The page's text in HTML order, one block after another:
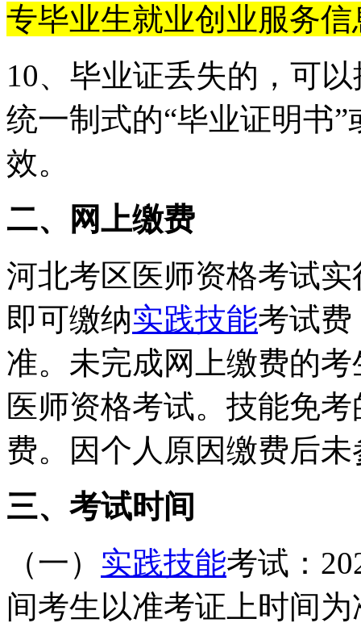
专毕业生就业创业服务
10、毕业证丢失的，可
统一制式的“毕业证明书”
效。
二、网上缴费
河北考区医师资格考试
即可缴纳实践技能考试
准。未完成网上缴费的
医师资格考试。技能免
费。因个人原因缴费后
三、考试时间
（一） 实践技能考试：
间考生以准考证上时间为